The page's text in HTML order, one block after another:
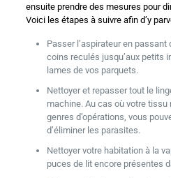
ensuite prendre des mesures pour
Voici les étapes à suivre afin d’y
Passer l’aspirateur en
coins reculés jusqu’aux petits
lames de vos parquets.
Nettoyer et repasser tout le
machine. Au cas où votre
genres d’opérations, vous
d’éliminer les parasites.
Nettoyer votre habitation à la
puces de lit encore présentes